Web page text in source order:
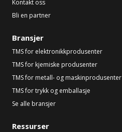
Kontakt oss
Bli en partner
Bransjer
TMS for elektronikkprodusenter
TMS for kjemiske produsenter
TMS for metall- og maskinprodusenter
TMS for trykk og emballasje
Se alle bransjer
Ressurser